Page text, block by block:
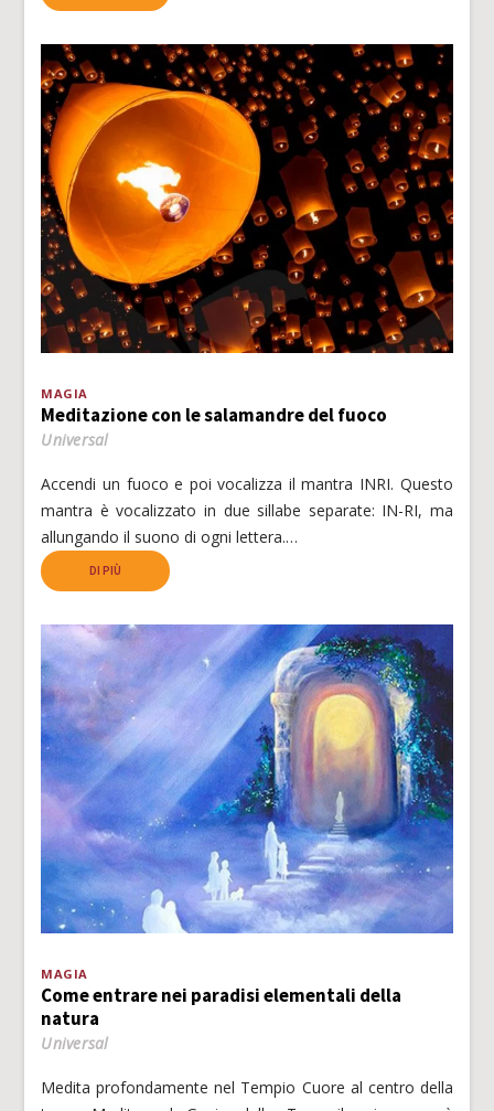
MAGIA
Meditazione con le salamandre del fuoco
Universal
Accendi un fuoco e poi vocalizza il mantra INRI. Questo
mantra è vocalizzato in due sillabe separate: IN-RI, ma
allungando il suono di ogni lettera.…
DI PIÙ
MAGIA
Come entrare nei paradisi elementali della
natura
Universal
Medita profondamente nel Tempio Cuore al centro della